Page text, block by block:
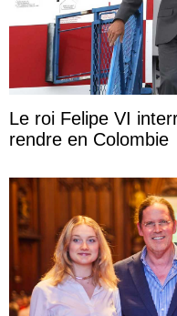
Le roi Felipe VI
rendre en Colombie